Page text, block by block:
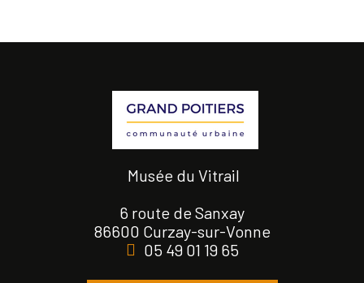
Musée du Vitrail
6 route de Sanxay
86600 Curzay-sur-Vonne
05 49 01 19 65